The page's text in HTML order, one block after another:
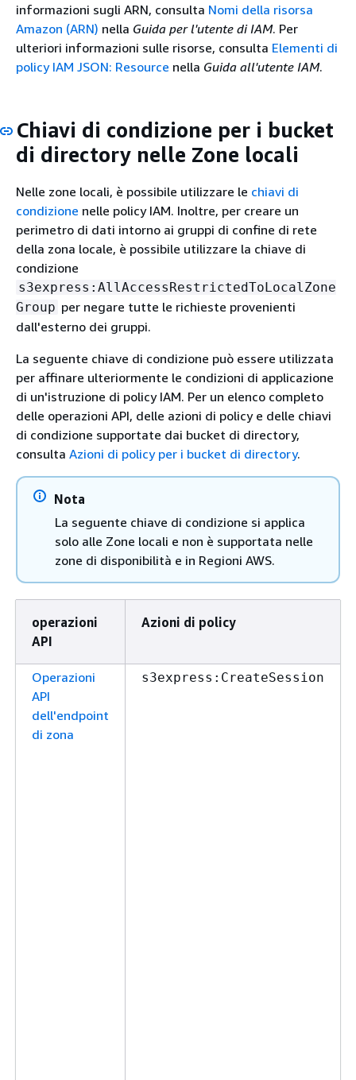
informazioni sugli ARN, consulta Nomi della risorsa
Amazon (ARN) nella Guida per l'utente di IAM. Per
ulteriori informazioni sulle risorse, consulta Elementi di
policy IAM JSON: Resource nella Guida all'utente IAM.
Chiavi di condizione per i bucket
di directory nelle Zone locali
Nelle zone locali, è possibile utilizzare le chiavi di
condizione nelle policy IAM. Inoltre, per creare un
perimetro di dati intorno ai gruppi di confine di rete
della zona locale, è possibile utilizzare la chiave di
condizione
s3express:AllAccessRestrictedToLocalZone
Group per negare tutte le richieste provenienti
dall'esterno dei gruppi.
La seguente chiave di condizione può essere utilizzata
per affinare ulteriormente le condizioni di applicazione
di un'istruzione di policy IAM. Per un elenco completo
delle operazioni API, delle azioni di policy e delle chiavi
di condizione supportate dai bucket di directory,
consulta Azioni di policy per i bucket di directory.
Nota
La seguente chiave di condizione si applica
solo alle Zone locali e non è supportata nelle
zone di disponibilità e in Regioni AWS.
operazioni
API
Azioni di policy
Operazioni
API
dell'endpoint
di zona
s3express:CreateSession